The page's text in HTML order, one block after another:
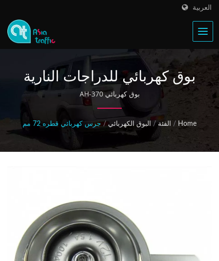
العربية
بوق كهربائي للدراجات النارية
بوق كهربائي AH-370
Home
/ الفئة / البوق الكهربائي / جرس كهربائي قطره 72 مم